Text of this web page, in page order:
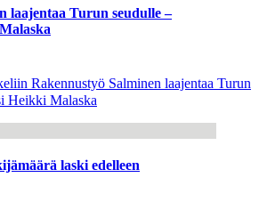
laajentaa Turun seudulle –
Rakennustyö Salminen laajentaa Turun
Heikki Malaska
laski edelleen